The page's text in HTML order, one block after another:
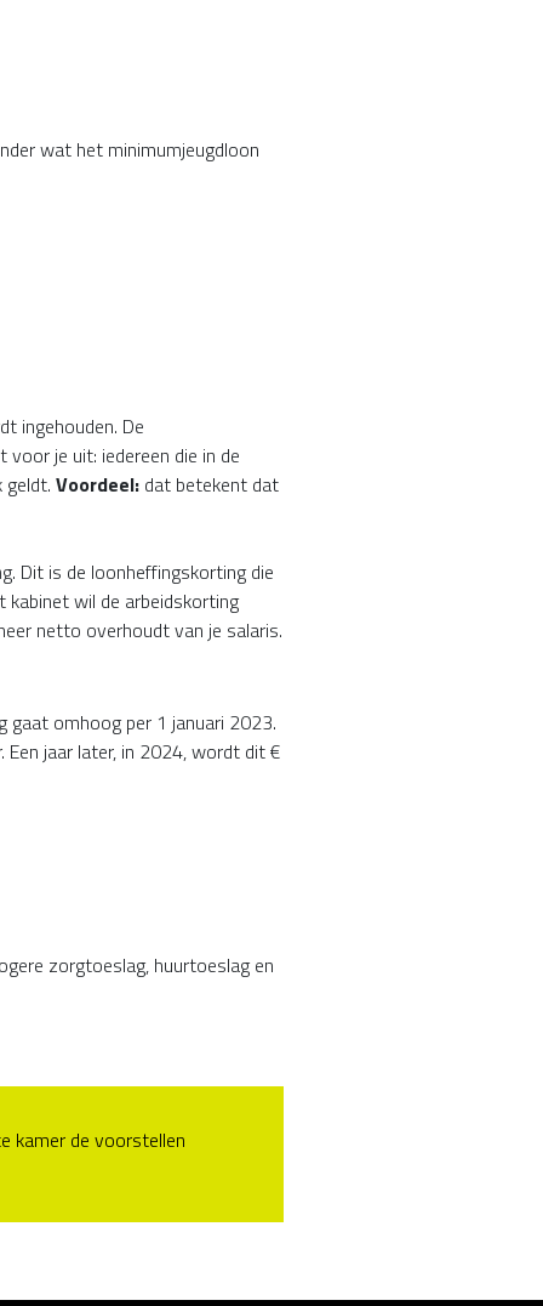
wat het minimumjeugdloon
ingehouden. De
je uit: iedereen die in de
Voordeel:dat betekent dat
Dit is de loonheffingskorting die
kabinet wil de arbeidskorting
netto overhoudt van je salaris.
gaat omhoog per 1 januari 2023.
jaar later, in 2024, wordt dit €
zorgtoeslag, huurtoeslag en
kamer de voorstellen